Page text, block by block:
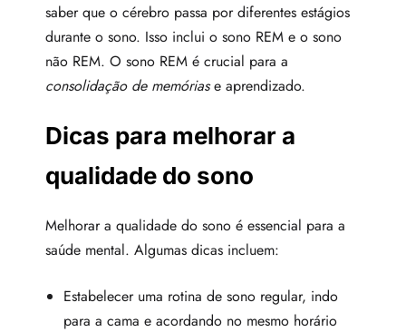
saber que o cérebro passa por diferentes estágios
durante o sono. Isso inclui o sono REM e o sono
não REM. O sono REM é crucial para a
consolidação de memóriase aprendizado.
Dicas para melhorar a
qualidade do sono
Melhorar a qualidade do sono é essencial para a
saúde mental. Algumas dicas incluem:
Estabelecer uma rotina de sono regular, indo
para a cama e acordando no mesmo horário